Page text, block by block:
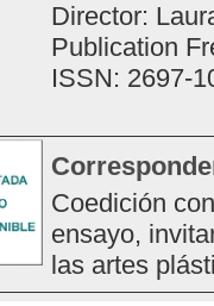
Director:
Publication
ISSN: 2697-
Coedición
ensayo,
las artes